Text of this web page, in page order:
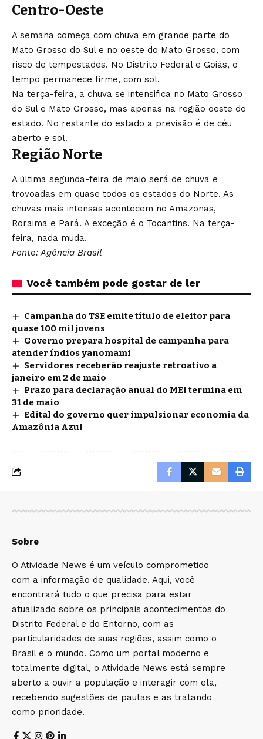
Centro-Oeste
A semana começa com chuva em grande parte do
Mato Grosso do Sul e no oeste do Mato Grosso, com
risco de tempestades. No Distrito Federal e Goiás, o
tempo permanece firme, com sol.
Na terça-feira, a chuva se intensifica no Mato Grosso
do Sul e Mato Grosso, mas apenas na região oeste do
estado. No restante do estado a previsão é de céu
aberto e sol.
Região Norte
A última segunda-feira de maio será de chuva e
trovoadas em quase todos os estados do Norte. As
chuvas mais intensas acontecem no Amazonas,
Roraima e Pará. A exceção é o Tocantins. Na terça-
feira, nada muda.
Fonte: Agência Brasil
Você também pode gostar de ler
Campanha do TSE emite título de eleitor para
quase 100 mil jovens
Governo prepara hospital de campanha para
atender índios yanomami
Servidores receberão reajuste retroativo a
janeiro em 2 de maio
Prazo para declaração anual do MEI termina em
31 de maio
Edital do governo quer impulsionar economia da
Amazônia Azul
Sobre
O Atividade News é um veículo comprometido
com a informação de qualidade. Aqui, você
encontrará tudo o que precisa para estar
atualizado sobre os principais acontecimentos do
Distrito Federal e do Entorno, com as
particularidades de suas regiões, assim como o
Brasil e o mundo. Como um portal moderno e
totalmente digital, o Atividade News está sempre
aberto a ouvir a população e interagir com ela,
recebendo sugestões de pautas e as tratando
como prioridade.